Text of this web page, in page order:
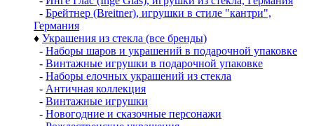
- Брейтнер (Breitner), игрушки в стиле "кантри",
Германия
♦ Украшения из стекла (все бренды)
- Наборы шаров и украшений в подарочной упаковке
- Винтажные игрушки в подарочной упаковке
- Наборы елочных украшений из стекла
- Античная коллекция
- Винтажные игрушки
- Новогодние и сказочные персонажи